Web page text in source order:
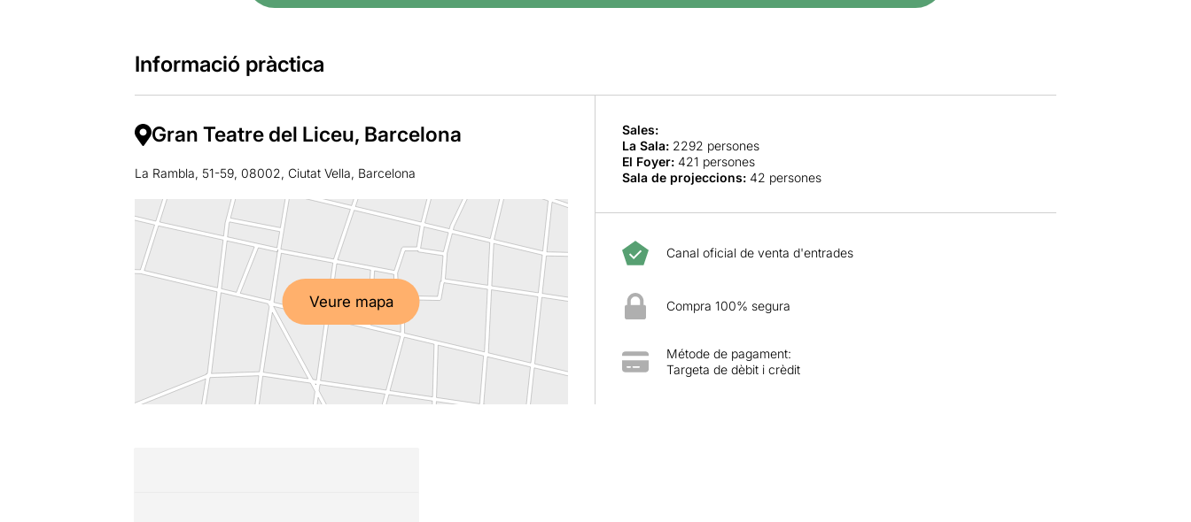
Informació pràctica
Gran Teatre del Liceu, Barcelona
La Rambla, 51-59, 08002, Ciutat Vella, Barcelona
Veure mapa
Sales:
La Sala: 2292 persones
El Foyer: 421 persones
Sala de projeccions: 42 persones
Canal oficial de venta d'entrades
Compra 100% segura
Métode de pagament:
Targeta de dèbit i crèdit